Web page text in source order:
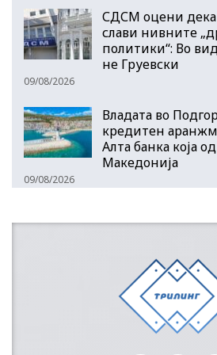
СДСМ оцени
слави нивните
политики“: Во
не Груевски
09/08/2026
Владата во
кредитен
Алта банка која
Македонија
09/08/2026